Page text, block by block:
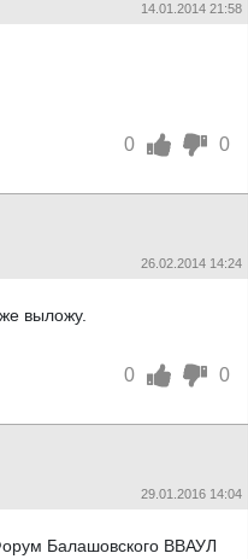
14.01.2014 21:58
0 0
26.02.2014 14:24
выложу.
0 0
29.01.2016 14:04
Балашовского ВВАУЛ